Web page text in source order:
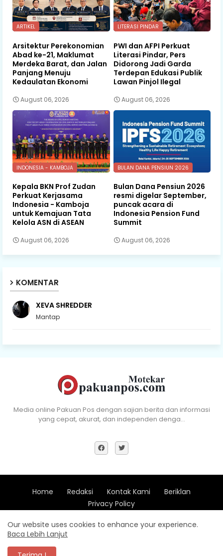
ARTIKEL
Arsitektur Perekonomian
Abad ke-21, Maklumat
Merdeka Barat, dan Jalan
Panjang Menuju
Kedaulatan Ekonomi
August 06, 2026
LITERASI PINDAR
PWI dan AFPI Perkuat
Literasi Pindar, Pers
Didorong Jadi Garda
Terdepan Edukasi Publik
Lawan Pinjol Ilegal
August 06, 2026
INDONESIA - KAMBOJA
Kepala BKN Prof Zudan
Perkuat Kerjasama
Indonesia - Kamboja
untuk Kemajuan Tata
Kelola ASN di ASEAN
August 06, 2026
BULAN DANA PENSIUN 2026
Bulan Dana Pensiun 2026
resmi digelar September,
puncak acara di
Indonesia Pension Fund
Summit
August 06, 2026
KOMENTAR
XEVA SHREDDER
Mantap
Media online Pakuan Pos dengan sajian berita dan informasi
yang cepat, akurat, dan independen denga…
Home Redaksi Kontak Kami
Beriklan
Privacy Policy
Design by -Blogger Templates
Our website uses cookies to enhance your experience.
Baca Lebih Lanjut